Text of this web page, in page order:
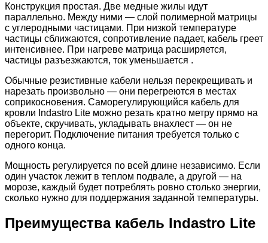
Конструкция простая. Две медные жилы идут
параллельно. Между ними — слой полимерной матрицы
с углеродными частицами. При низкой температуре
частицы сближаются, сопротивление падает, кабель греет
интенсивнее. При нагреве матрица расширяется,
частицы разъезжаются, ток уменьшается .
Обычные резистивные кабели нельзя перекрещивать и
нарезать произвольно — они перегреются в местах
соприкосновения. Саморегулирующийся кабель для
кровли Indastro Lite можно резать кратно метру прямо на
объекте, скручивать, укладывать внахлест — он не
перегорит. Подключение питания требуется только с
одного конца.
Мощность регулируется по всей длине независимо. Если
один участок лежит в теплом подвале, а другой — на
морозе, каждый будет потреблять ровно столько энергии,
сколько нужно для поддержания заданной температуры.
Преимущества кабель Indastro Lite